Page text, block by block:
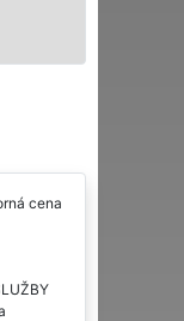
cena